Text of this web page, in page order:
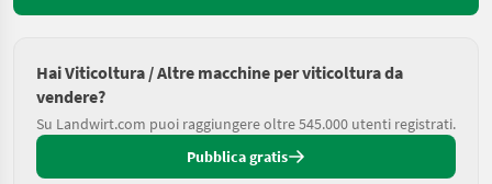
Hai Viticoltura / Altre macchine per viticoltura da
vendere?
Su Landwirt.com puoi raggiungere oltre 545.000 utenti registrati.
Pubblica gratis